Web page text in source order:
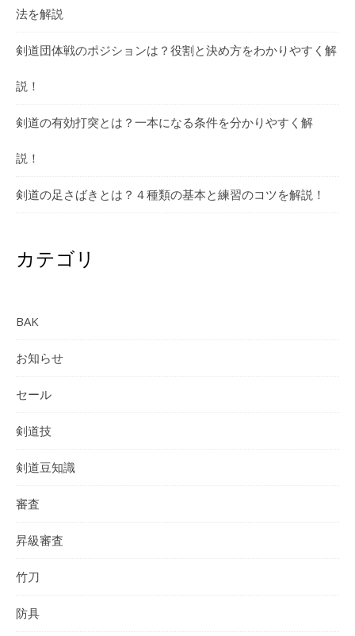
法を解説
剣道団体戦のポジションは？役割と決め方をわかりやすく解
説！
剣道の有効打突とは？一本になる条件を分かりやすく解
説！
剣道の足さばきとは？４種類の基本と練習のコツを解説！
カテゴリ
BAK
お知らせ
セール
剣道技
剣道豆知識
審査
昇級審査
竹刀
防具